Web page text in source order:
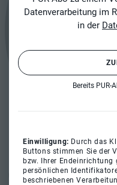
Datenverarbeitung im
in der
Bereits PUR-
Einwilligung: Durch das
Buttons stimmen Sie der
bzw. Ihrer Endeinrichtung
persönlichen
beschriebenen